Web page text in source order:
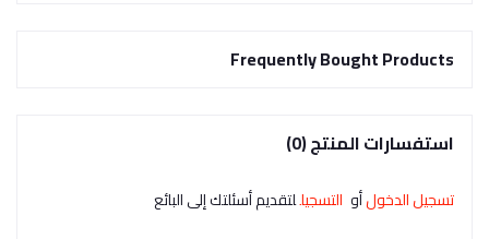
Frequently Bought Products
استفسارات المنتج (0)
تسجيل الدخولأو التسجيللتقديم أسئلتك إلى البائع